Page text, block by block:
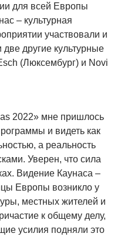
для всей Европы
– культурная
участвовали и
другие культурные
(Люксембург) и Novi
2022» мне пришлось
и видеть как
а реальность
Уверен, что сила
Видение Каунаса –
Европы возникло у
местных жителей и
к общему делу,
усилия подняли это